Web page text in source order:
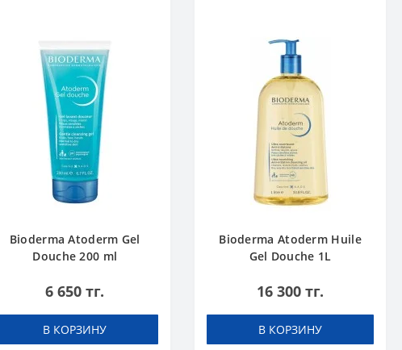
Bioderma Atoderm Gel
Douche 200 ml
6 650 тг.
В КОРЗИНУ
Bioderma Atoderm Huile
Gel Douche 1L
16 300 тг.
В КОРЗИНУ